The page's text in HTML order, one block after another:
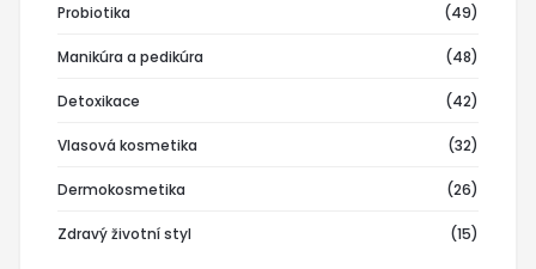
Probiotika (49)
Manikúra a pedikúra (48)
Detoxikace (42)
Vlasová kosmetika (32)
Dermokosmetika (26)
Zdravý životní styl (15)